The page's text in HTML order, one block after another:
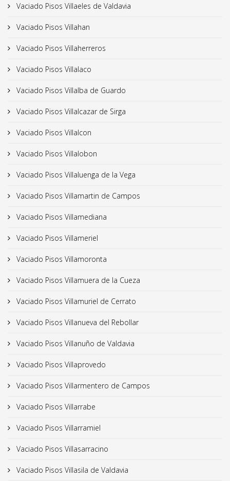
Vaciado Pisos Villaeles de Valdavia
Vaciado Pisos Villahan
Vaciado Pisos Villaherreros
Vaciado Pisos Villalaco
Vaciado Pisos Villalba de Guardo
Vaciado Pisos Villalcazar de Sirga
Vaciado Pisos Villalcon
Vaciado Pisos Villalobon
Vaciado Pisos Villaluenga de la Vega
Vaciado Pisos Villamartin de Campos
Vaciado Pisos Villamediana
Vaciado Pisos Villameriel
Vaciado Pisos Villamoronta
Vaciado Pisos Villamuera de la Cueza
Vaciado Pisos Villamuriel de Cerrato
Vaciado Pisos Villanueva del Rebollar
Vaciado Pisos Villanuño de Valdavia
Vaciado Pisos Villaprovedo
Vaciado Pisos Villarmentero de Campos
Vaciado Pisos Villarrabe
Vaciado Pisos Villarramiel
Vaciado Pisos Villasarracino
Vaciado Pisos Villasila de Valdavia